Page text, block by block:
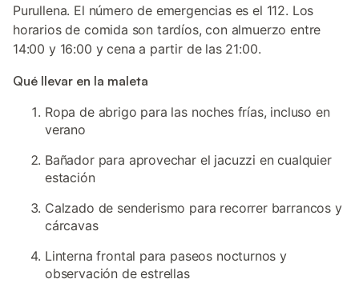
Purullena. El número de emergencias es el 112. Los
horarios de comida son tardíos, con almuerzo entre
14:00 y 16:00 y cena a partir de las 21:00.
Qué llevar en la maleta
Ropa de abrigo para las noches frías, incluso en
verano
Bañador para aprovechar el jacuzzi en cualquier
estación
Calzado de senderismo para recorrer barrancos y
cárcavas
Linterna frontal para paseos nocturnos y
observación de estrellas